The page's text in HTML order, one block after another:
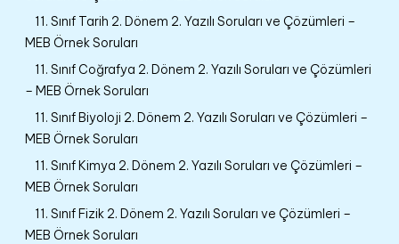
11. Sınıf Tarih 2. Dönem 2. Yazılı Soruları ve Çözümleri –
MEB Örnek Soruları
11. Sınıf Coğrafya 2. Dönem 2. Yazılı Soruları ve Çözümleri
– MEB Örnek Soruları
11. Sınıf Biyoloji 2. Dönem 2. Yazılı Soruları ve Çözümleri –
MEB Örnek Soruları
11. Sınıf Kimya 2. Dönem 2. Yazılı Soruları ve Çözümleri –
MEB Örnek Soruları
11. Sınıf Fizik 2. Dönem 2. Yazılı Soruları ve Çözümleri –
MEB Örnek Soruları